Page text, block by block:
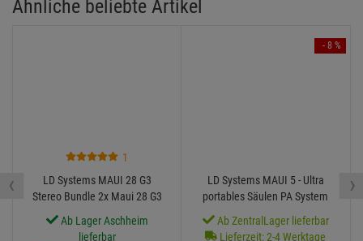
Ähnliche beliebte Artikel
1
LD Systems MAUI 28 G3
Stereo Bundle 2x Maui 28 G3
Ab Lager Aschheim
lieferbar
LD Systems MAUI 5 - Ultra
portables Säulen PA System
Ab ZentralLager lieferbar
Lieferzeit: 2-4 Werktage
- 8 %
‹ ›